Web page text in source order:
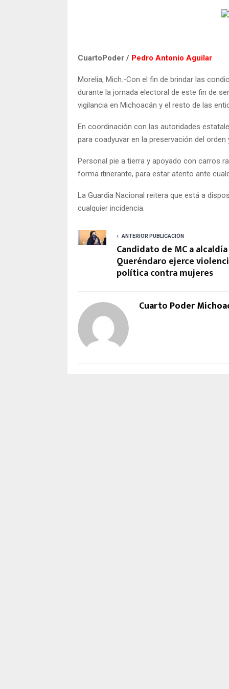
CuartoPoder / Pedro Antonio Aguilar
Morelia, Mich.-Con el fin de brindar las
durante la jornada electoral de este fin de
vigilancia en Michoacán y el resto de las
En coordinación con las autoridades
para coadyuvar en la preservación del orden
Personal pie a tierra y apoyado con carros
forma itinerante, para estar atento ante
La Guardia Nacional reitera que está a
cualquier incidencia.
ANTERIOR PUBLICACIÓN
Candidato de MC a
Queréndaro ejerce
política contra mujeres
Cuarto Poder